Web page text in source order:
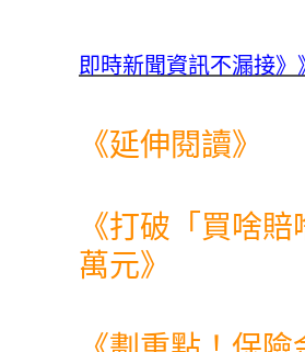
即時新聞資訊不漏接
《延伸閱讀》
《打破「買啥
萬元》